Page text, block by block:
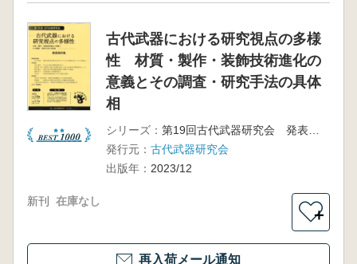
古代武器における研究視点の多様
性 材質・製作・装飾技術進化の
意義とその調査・研究手法の具体
相
シリーズ：
発行元： 古代武器研究会
出版年： 2023/12
新刊 在庫なし
＋
再入荷メール通知